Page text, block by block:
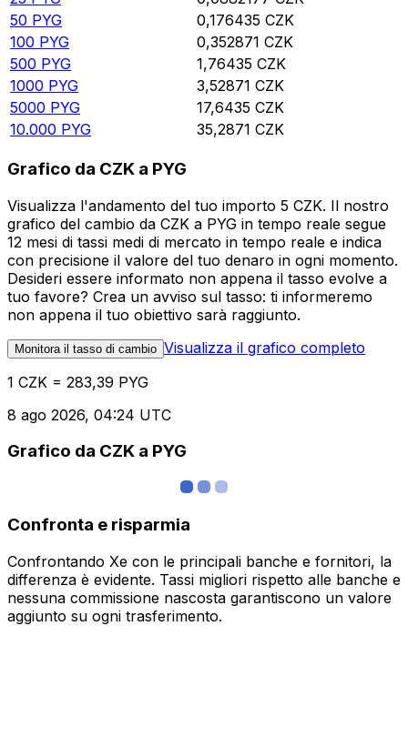
50 PYG 0,176435 CZK
100 PYG 0,352871 CZK
500 PYG 1,76435 CZK
1000 PYG 3,52871 CZK
5000 PYG 17,6435 CZK
10.000 PYG 35,2871 CZK
Grafico da CZK a PYG
Visualizza l'andamento del tuo importo 5 CZK. Il nostro
grafico del cambio da CZK a PYG in tempo reale segue
12 mesi di tassi medi di mercato in tempo reale e indica
con precisione il valore del tuo denaro in ogni momento.
Desideri essere informato non appena il tasso evolve a
tuo favore? Crea un avviso sul tasso: ti informeremo
non appena il tuo obiettivo sarà raggiunto.
Monitora il tasso di cambio Visualizza il grafico completo
1 CZK = 283,39 PYG
8 ago 2026, 04:24 UTC
Grafico da CZK a PYG
Confronta e risparmia
Confrontando Xe con le principali banche e fornitori, la
differenza è evidente. Tassi migliori rispetto alle banche e
nessuna commissione nascosta garantiscono un valore
aggiunto su ogni trasferimento.